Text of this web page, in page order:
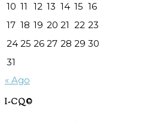
10 11 12 13 14 15 16
17 18 19 20 21 22 23
24 25 26 27 28 29 30
31
« Ago
I-CQ©